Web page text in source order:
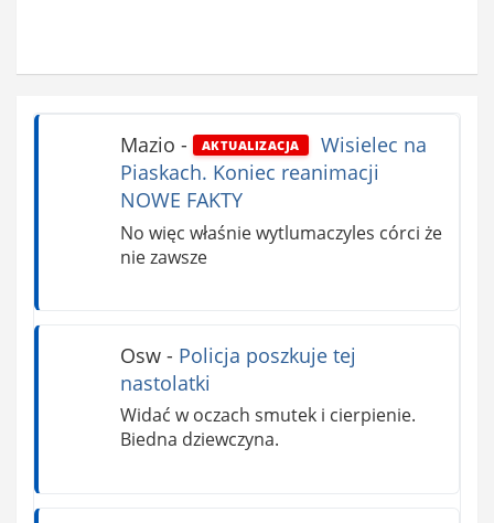
Mazio - AKTUALIZACJA
Wisielec na
Piaskach. Koniec reanimacji
NOWE FAKTY
No więc właśnie wytlumaczyles córci że
nie zawsze
Osw- Policja poszkuje tej
nastolatki
Widać w oczach smutek i cierpienie.
Biedna dziewczyna.